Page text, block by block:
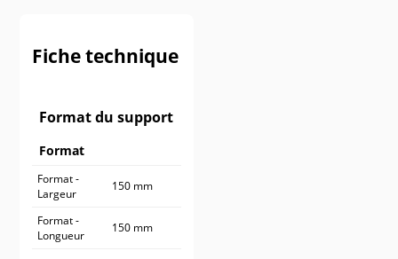
1 000 ex.590,90 €
Fiche technique
Format du support
Format
Format -
Largeur
150 mm
Format -
Longueur
150 mm